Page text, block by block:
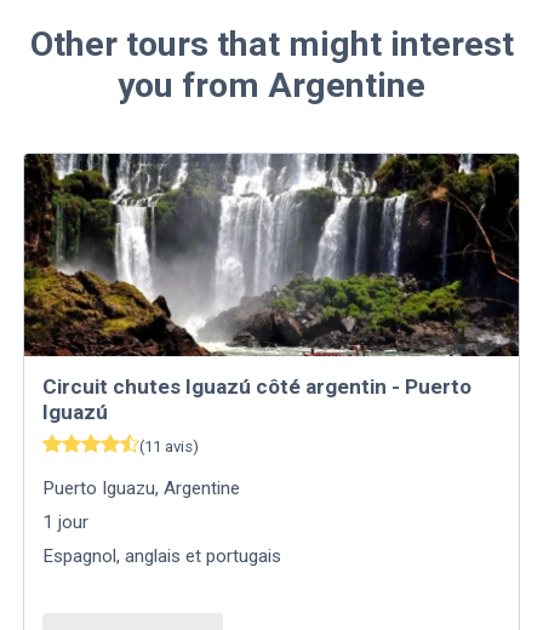
Other tours that might interest
you from Argentine
Circuit chutes Iguazú côté argentin - Puerto
Iguazú
(11 avis)
Puerto Iguazu,Argentine
1 jour
Espagnol, anglais et portugais